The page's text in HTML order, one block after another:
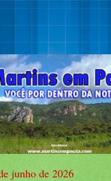
junho de 2026